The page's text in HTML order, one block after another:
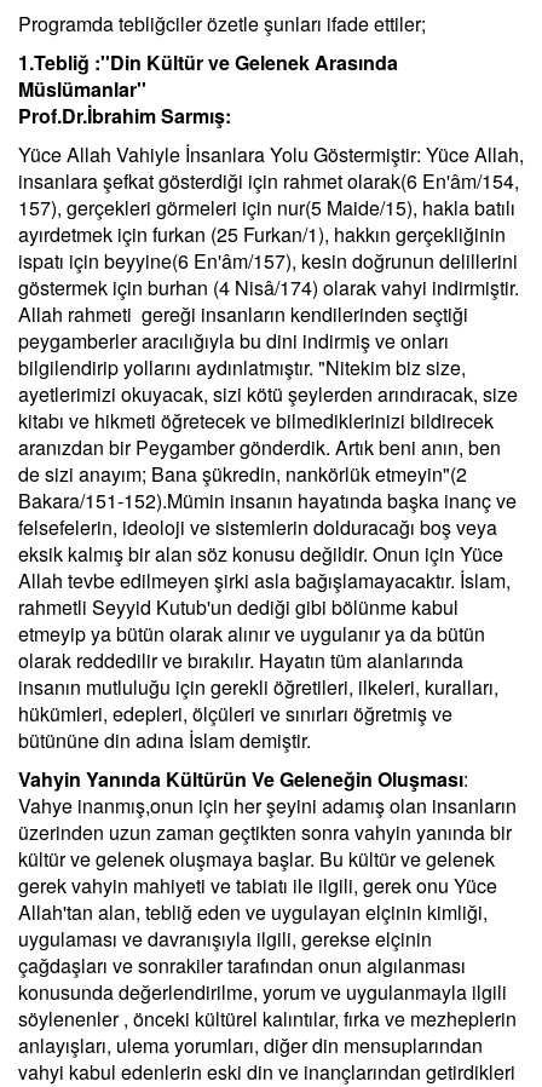
Programda tebliğciler özetle şunları ifade ettiler;
1.Tebliğ :''Din Kültür ve Gelenek Arasında
Müslümanlar''
Prof.Dr.İbrahim Sarmış:
Yüce Allah Vahiyle İnsanlara Yolu Göstermiştir: Yüce Allah,
insanlara şefkat gösterdiği için rahmet olarak(6 En'âm/154,
157), gerçekleri görmeleri için nur(5 Maide/15), hakla batılı
ayırdetmek için furkan (25 Furkan/1), hakkın gerçekliğinin
ispatı için beyyine(6 En'âm/157), kesin doğrunun delillerini
göstermek için burhan (4 Nisâ/174) olarak vahyi indirmiştir.
Allah rahmeti gereği insanların kendilerinden seçtiği
peygamberler aracılığıyla bu dini indirmiş ve onları
bilgilendirip yollarını aydınlatmıştır. "Nitekim biz size,
ayetlerimizi okuyacak, sizi kötü şeylerden arındıracak, size
kitabı ve hikmeti öğretecek ve bilmediklerinizi bildirecek
aranızdan bir Peygamber gönderdik. Artık beni anın, ben
de sizi anayım; Bana şükredin, nankörlük etmeyin"(2
Bakara/151-152).Mümin insanın hayatında başka inanç ve
felsefelerin, ideoloji ve sistemlerin dolduracağı boş veya
eksik kalmış bir alan söz konusu değildir. Onun için Yüce
Allah tevbe edilmeyen şirki asla bağışlamayacaktır. İslam,
rahmetli Seyyid Kutub'un dediği gibi bölünme kabul
etmeyip ya bütün olarak alınır ve uygulanır ya da bütün
olarak reddedilir ve bırakılır. Hayatın tüm alanlarında
insanın mutluluğu için gerekli öğretileri, ilkeleri, kuralları,
hükümleri, edepleri, ölçüleri ve sınırları öğretmiş ve
bütününe din adına İslam demiştir.
Vahyin Yanında Kültürün Ve Geleneğin Oluşması:
Vahye inanmış,onun için her şeyini adamış olan insanların
üzerinden uzun zaman geçtikten sonra vahyin yanında bir
kültür ve gelenek oluşmaya başlar. Bu kültür ve gelenek
gerek vahyin mahiyeti ve tabiatı ile ilgili, gerek onu Yüce
Allah'tan alan, tebliğ eden ve uygulayan elçinin kimliği,
uygulaması ve davranışıyla ilgili, gerekse elçinin
çağdaşları ve sonrakiler tarafından onun algılanması
konusunda değerlendirilme, yorum ve uygulanmayla ilgili
söylenenler , önceki kültürel kalıntılar, fırka ve mezheplerin
anlayışları, ulema yorumları, diğer din mensuplarından
vahyi kabul edenlerin eski din ve inançlarından getirdikleri